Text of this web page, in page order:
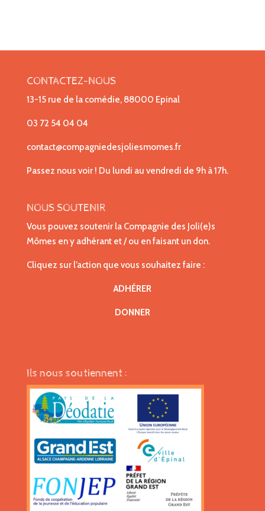
CONTACTEZ-NOUS
13-15 rue de la comédie, 88000 Epinal
03 72 54 04 04
contact@compagniedesjoliesmomes.fr
Passez nous voir ! Du lundi au vendredi de 9h à 17h.
NOUS SOUTENIR
Vous pouvez soutenir la Compagnie des Joli(e)s
Mômes en y adhérant et / ou en faisant un don.
Cliquez sur l’action que vous souhaitez faire :
ADHÉRER
DONNER
Ils nous soutiennent :